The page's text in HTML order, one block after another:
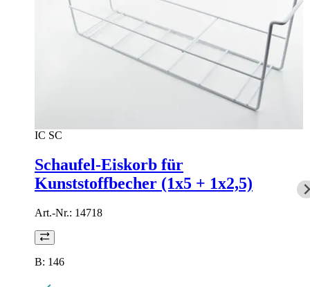
IC SC
Schaufel-Eiskorb für
Kunststoffbecher (1x5 + 1x2,5)
Art.-Nr.: 14718
B: 146